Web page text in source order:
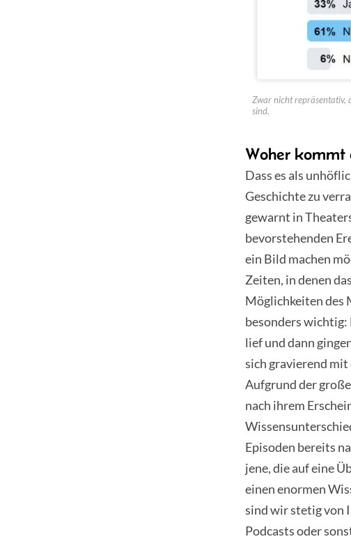
Zwar nicht repräsentativ,
sind.
Woher kommt
Dass es als
Geschichte zu
gewarnt in
bevorstehenden
ein Bild machen
Zeiten, in denen
Möglichkeiten des
besonders wichtig:
lief und dann
sich gravierend
Aufgrund der
nach ihrem
Episoden bereits
jene, die auf eine
einen enormen
sind wir stetig von
Podcasts oder